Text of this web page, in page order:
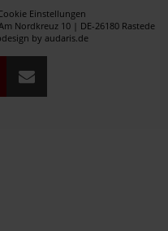
Einstellungen
Nordkreuz 10 | DE-26180 Rastede
by audaris.de